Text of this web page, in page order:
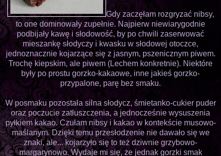
Gdy zaczęłam rozgryzać nibsy,
to one dominowały zupełnie. Najpierw niewiarygodnie
podbijały kawę i słodowość, by po chwili zaserwować
mieszankę słodyczy i kwasku w słodowej otoczce,
jednoznacznie kojarzące się z jasnym, pszenicznym piwem.
Trochę kiepskim, ale piwem (Lechem konkretnie). Niektóre
były po prostu gorzko-kakaowe, inne jakieś gorzko-
przypalone, parę bez smaku.
W posmaku pozostała silna słodycz, śmietanko-cukier puder
oraz poczucie zatłuszczenia, a jednocześnie wysuszenia
pyłkiem kakao. Czułam nibsy i kakao w kontekście musowo-
maślanym. Dzięki temu przesłodzenie nie dawało się we
znaki, ale... kojarzyło się to też dziwnie grzybowo-
margarynowo. Wydaje mi się, że jednak gorzki smak